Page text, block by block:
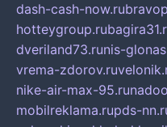
dash-cash-now.ru
hotteygroup.ru
dveriland73.runis-
vrema-zdorov.ru
nike-air-max-95.ru
mobilreklama.rupds-